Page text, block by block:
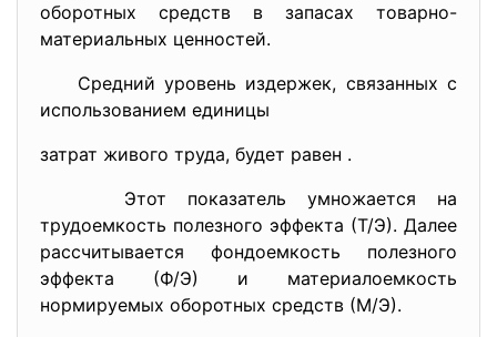
оборотных средств в запасах товарно-
материальных ценностей.
Средний уровень издержек, связанных с
использованием единицы
затрат живого труда, будет равен .
Этот показатель умножается на
трудоемкость полезного эффекта (Т/Э). Далее
рассчитывается фондоемкость полезного
эффекта (Ф/Э) и материалоемкость
нормируемых оборотных средств (М/Э).